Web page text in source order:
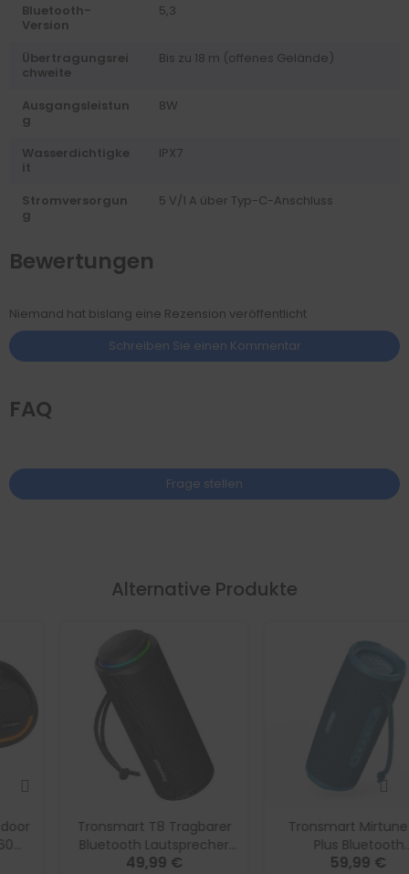
Bluetooth-
Version
5,3
Übertragungsrei
chweite
Bis zu 18 m (offenes Gelände)
Ausgangsleistun
g
8W
Wasserdichtigke
it
IPX7
Stromversorgun
g
5 V/1 A über Typ-C-Anschluss
Bewertungen
Niemand hat bislang eine Rezension veröffentlicht
Schreiben Sie einen Kommentar
FAQ
Frage stellen
Alternative Produkte
Tronsmart T8 Tragbarer
Bluetooth Lautsprecher
40W 360° Sound IPX7
49,99 €
Tronsmart Mirtune C3
Plus Bluetooth
Lautsprecher, IPX7
59,99 €